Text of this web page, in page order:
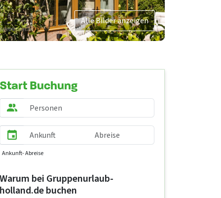
Alle Bilder anzeigen
Start Buchung
Ankunft- Abreise
Warum bei Gruppenurlaub-
holland.de buchen